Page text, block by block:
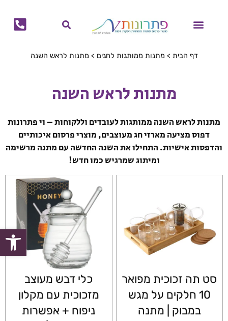
דף הבית > מתנות ממותגות לחגים > מתנות לראש השנה
מתנות לראש השנה
מתנות לראש השנה ממותגות לעובדים וללקוחות – וי פתרונות
דפוס מציעה מארזי חג מעוצבים, מוצרי פרסום איכותיים
והדפסות אישיות. התחילו את השנה החדשה עם מתנה מרשימה
ומיתוג שמרגיש כמו חדש!
סט תה זכוכית מפואר
10 חלקים על מגש
במבוק | מתנה
כלי דבש מעוצב
מזכוכית עם מקלון
ניפוח + אפשרות
פתח